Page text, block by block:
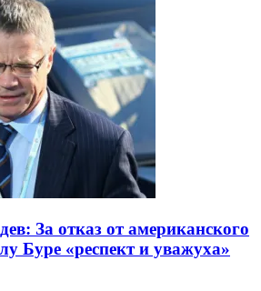
За отказ от американского
Буре «респект и уважуха»